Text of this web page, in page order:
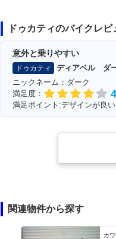
ドゥカティのバイクレビ
意外と乗りやすい
ドゥカティ
ディアベル ダ
ニックネーム：ダーク
満足度：
4
満足ポイント:デザインが良
関連物件から探す
カ